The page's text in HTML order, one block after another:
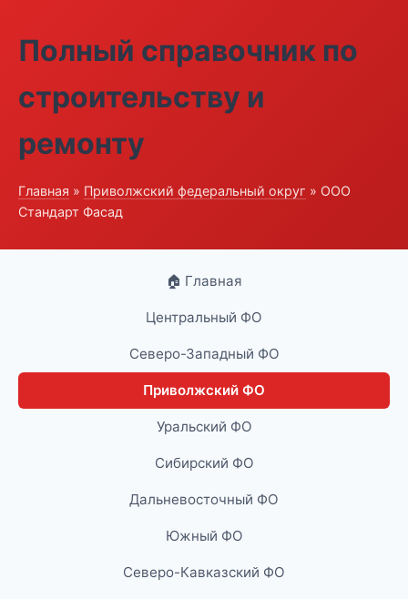
Полный справочник по
строительству и
ремонту
Главная » Приволжский федеральный округ » ООО
Стандарт Фасад
🏠 Главная
Центральный ФО
Северо-Западный ФО
Приволжский ФО
Уральский ФО
Сибирский ФО
Дальневосточный ФО
Южный ФО
Северо-Кавказский ФО